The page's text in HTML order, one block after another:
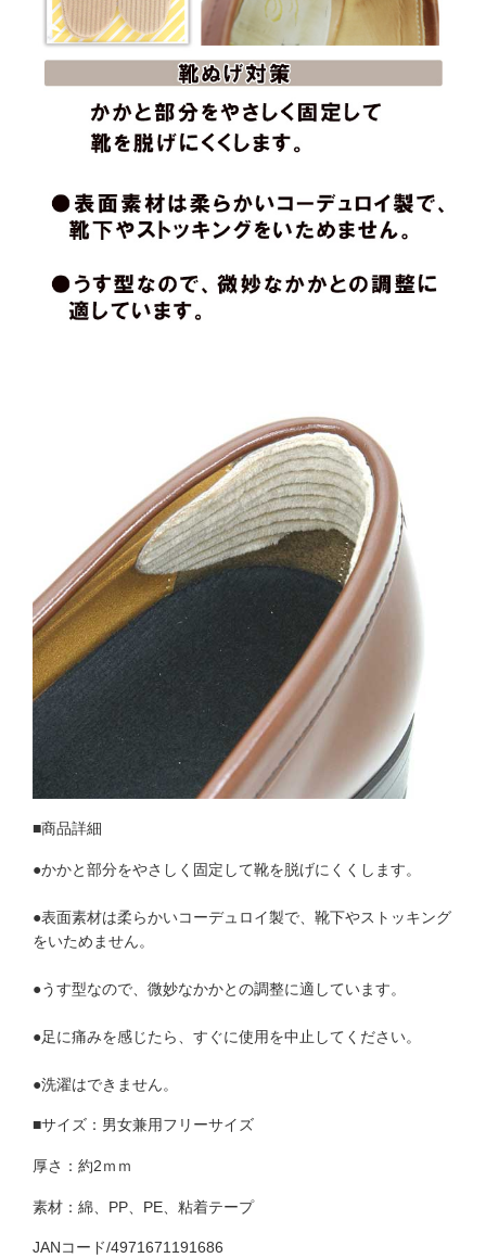
■商品詳細
●かかと部分をやさしく固定して靴を脱げにくくします。
●表面素材は柔らかいコーデュロイ製で、靴下やストッキング
をいためません。
●うす型なので、微妙なかかとの調整に適しています。
●足に痛みを感じたら、すぐに使用を中止してください。
●洗濯はできません。
■サイズ：男女兼用フリーサイズ
厚さ：約2ｍｍ
素材：綿、PP、PE、粘着テープ
JANコード/4971671191686